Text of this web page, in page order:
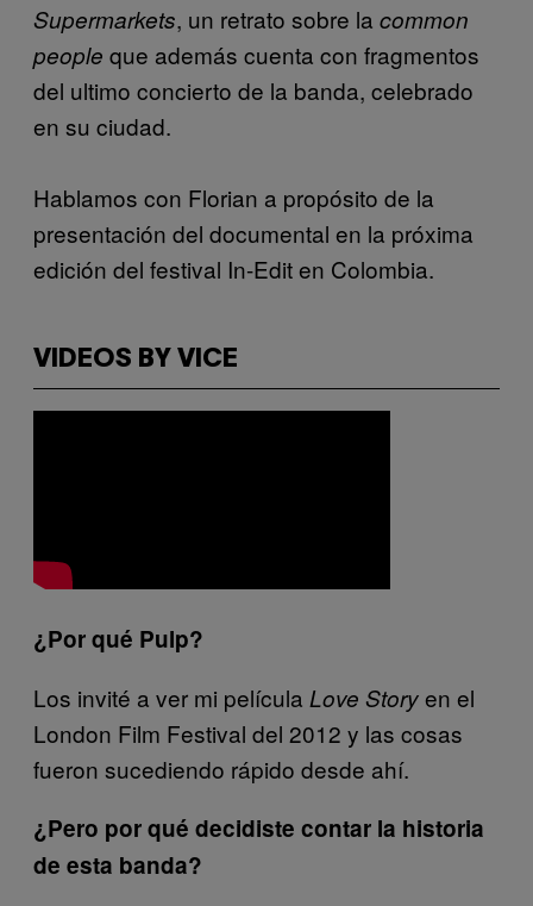
Supermarkets, un retrato sobre la common
people que además cuenta con fragmentos
del ultimo concierto de la banda, celebrado
en su ciudad.
Hablamos con Florian a propósito de la
presentación del documental en la próxima
edición del festival In-Edit en Colombia.
VIDEOS BY VICE
¿Por qué Pulp?
Los invité a ver mi película Love Storyen el
London Film Festival del 2012 y las cosas
fueron sucediendo rápido desde ahí.
¿Pero por qué decidiste contar la historia
de esta banda?